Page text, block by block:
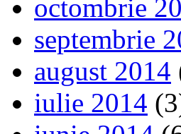
octombrie
septembrie
august 2014
iulie 2014